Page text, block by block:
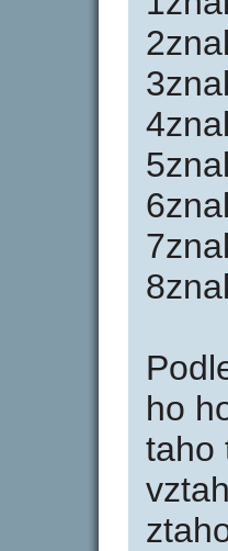
ho
taho